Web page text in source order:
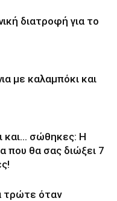
διατροφή για το
με καλαμπόκι και
και… σώθηκες: Η
που θα σας διώξει 7
τρώτε όταν